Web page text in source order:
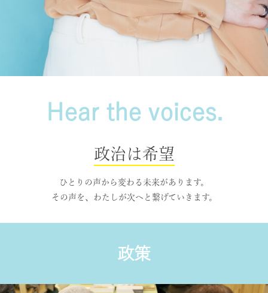
Hear the voices.
政治は希望
ひとりの声から変わる未来があります。
その声を、わたしが次へと繋げていきます。
政策